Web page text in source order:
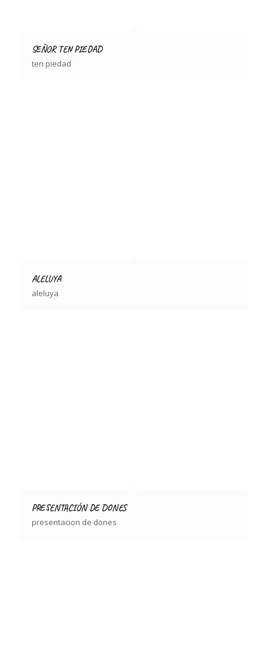
SEÑOR TEN PIEDAD
ten piedad
ALELUYA
aleluya
PRESENTACIÓN DE DONES
presentacion de dones